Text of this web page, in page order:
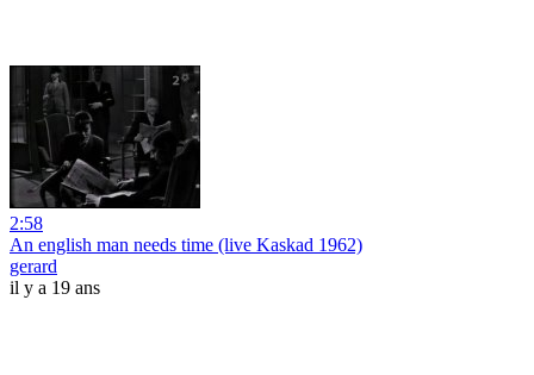
2:58
An english man needs time (live Kaskad 1962)
gerard
il y a 19 ans